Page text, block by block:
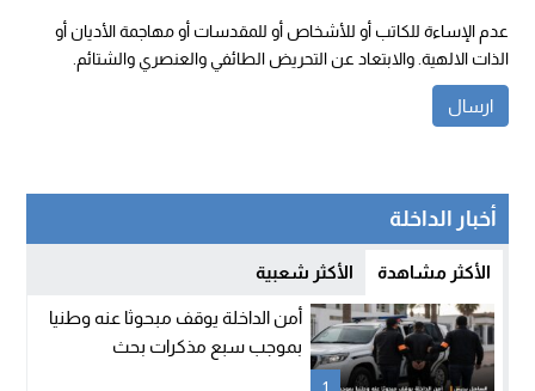
عدم الإساءة للكاتب أو للأشخاص أو للمقدسات أو مهاجمة الأديان أو
الذات الالهية. والابتعاد عن التحريض الطائفي والعنصري والشتائم.
أخبار الداخلة
الأكثر مشاهدة الأكثر شعبية
1
أمن الداخلة يوقف مبحوثا عنه وطنيا
بموجب سبع مذكرات بحث